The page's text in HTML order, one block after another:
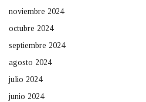
noviembre 2024
octubre 2024
septiembre 2024
agosto 2024
julio 2024
junio 2024